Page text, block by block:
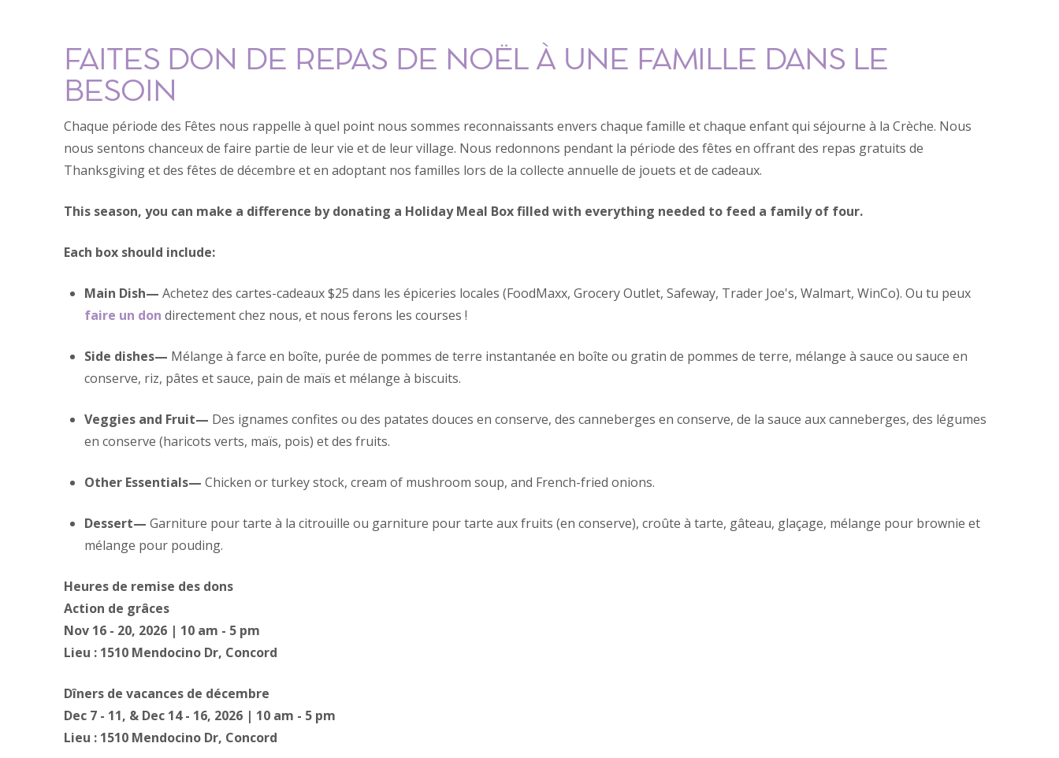
FAITES DON DE REPAS DE NOËL À UNE FAMILLE DANS LE
BESOIN
Chaque période des Fêtes nous rappelle à quel point nous sommes reconnaissants envers chaque famille et chaque enfant qui séjourne à la Crèche. Nous
nous sentons chanceux de faire partie de leur vie et de leur village. Nous redonnons pendant la période des fêtes en offrant des repas gratuits de
Thanksgiving et des fêtes de décembre et en adoptant nos familles lors de la collecte annuelle de jouets et de cadeaux.
This season, you can make a difference by donating a Holiday Meal Box filled with everything needed to feed a family of four.
Each box should include:
Main Dish— Achetez des cartes-cadeaux $25 dans les épiceries locales (FoodMaxx, Grocery Outlet, Safeway, Trader Joe's, Walmart, WinCo). Ou tu peux
faire un don directement chez nous, et nous ferons les courses !
Side dishes— Mélange à farce en boîte, purée de pommes de terre instantanée en boîte ou gratin de pommes de terre, mélange à sauce ou sauce en
conserve, riz, pâtes et sauce, pain de maïs et mélange à biscuits.
Veggies and Fruit— Des ignames confites ou des patates douces en conserve, des canneberges en conserve, de la sauce aux canneberges, des légumes
en conserve (haricots verts, maïs, pois) et des fruits.
Other Essentials— Chicken or turkey stock, cream of mushroom soup, and French-fried onions.
Dessert— Garniture pour tarte à la citrouille ou garniture pour tarte aux fruits (en conserve), croûte à tarte, gâteau, glaçage, mélange pour brownie et
mélange pour pouding.
Heures de remise des dons
Action de grâces
Nov 16 - 20, 2026 | 10 am - 5 pm
Lieu : 1510 Mendocino Dr, Concord
Dîners de vacances de décembre
Dec 7 - 11, & Dec 14 - 16, 2026 | 10 am - 5 pm
Lieu : 1510 Mendocino Dr, Concord